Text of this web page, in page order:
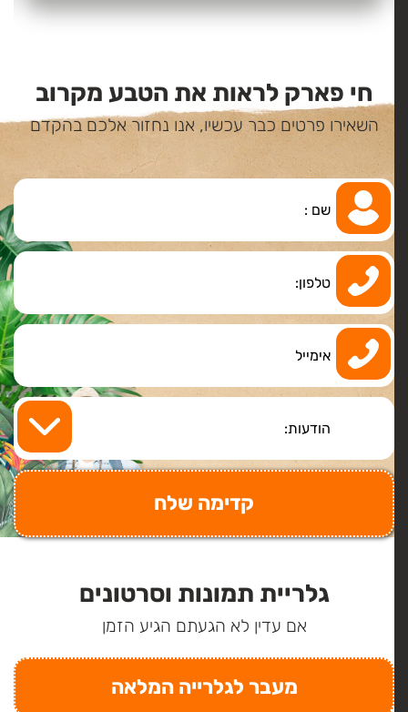
חי פארק לראות את הטבע מקרוב
השאירו פרטים כבר עכשיו, אנו נחזור אלכם בהקדם
גלריית תמונות וסרטונים
אם עדין לא הגעתם הגיע הזמן
מעבר לגלרייה המלאה